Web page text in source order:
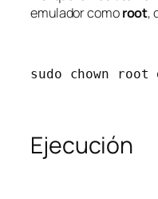
emulador comoroot,
sudo chown root
Ejecución